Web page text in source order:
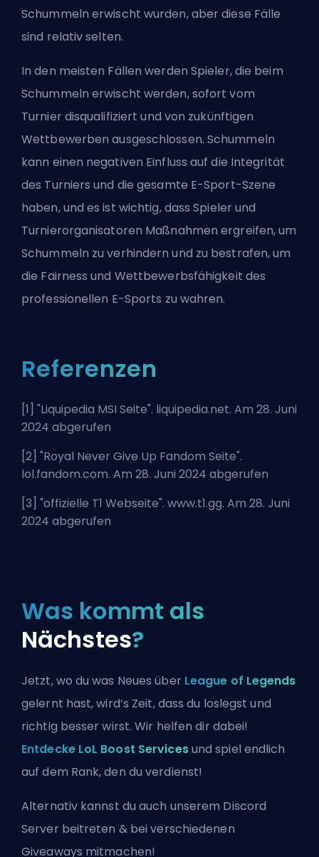
Schummeln erwischt wurden, aber diese Fälle
sind relativ selten.
In den meisten Fällen werden Spieler, die beim
Schummeln erwischt werden, sofort vom
Turnier disqualifiziert und von zukünftigen
Wettbewerben ausgeschlossen. Schummeln
kann einen negativen Einfluss auf die Integrität
des Turniers und die gesamte E-Sport-Szene
haben, und es ist wichtig, dass Spieler und
Turnierorganisatoren Maßnahmen ergreifen, um
Schummeln zu verhindern und zu bestrafen, um
die Fairness und Wettbewerbsfähigkeit des
professionellen E-Sports zu wahren.
Referenzen
[1] "Liquipedia MSI Seite". liquipedia.net. Am 28. Juni
2024 abgerufen
[2] "Royal Never Give Up Fandom Seite".
lol.fandom.com. Am 28. Juni 2024 abgerufen
[3] "offizielle T1 Webseite". www.t1.gg. Am 28. Juni
2024 abgerufen
Was kommt als
Nächstes?
Jetzt, wo du was Neues über League of Legends
gelernt hast, wird’s Zeit, dass du loslegst und
richtig besser wirst. Wir helfen dir dabei!
Entdecke LoL Boost Servicesund spiel endlich
auf dem Rank, den du verdienst!
Alternativ kannst du auch unserem Discord
Server beitreten & bei verschiedenen
Giveaways mitmachen!